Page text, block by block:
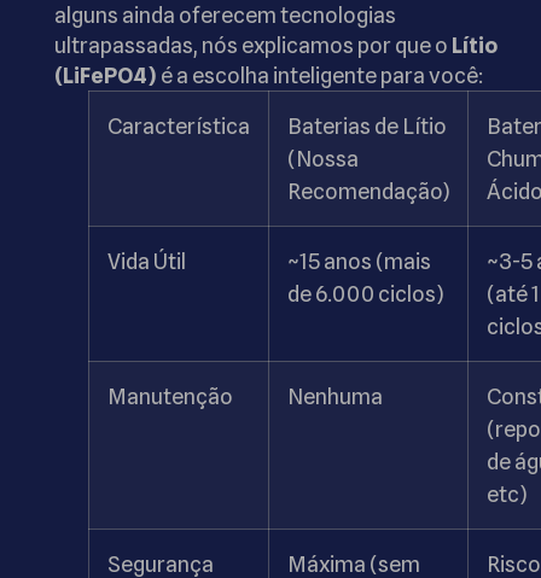
alguns ainda oferecem tecnologias
ultrapassadas, nós explicamos por que o Lítio
(LiFePO4) é a escolha inteligente para você:
Característica
Baterias de Lítio
(Nossa
Recomendação)
Vida Útil
~15 anos (mais
de 6.000 ciclos)
~3-5
(até
Manutenção Nenhuma
de
etc)
Segurança
Máxima (sem